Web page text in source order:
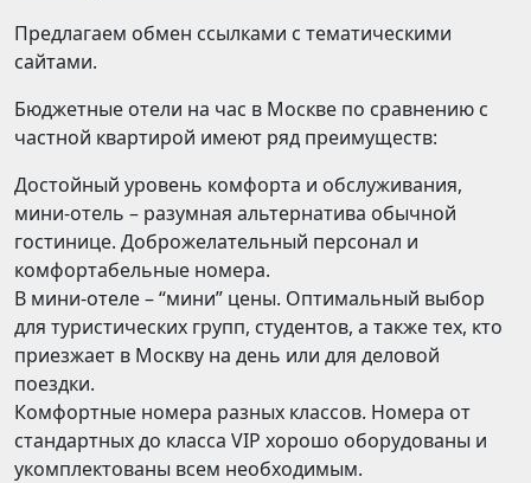
Предлагаем обмен ссылками с тематическими
сайтами.
Бюджетные отели на час в Москве по сравнению с
частной квартирой имеют ряд преимуществ:
Достойный уровень комфорта и обслуживания,
мини-отель – разумная альтернатива обычной
гостинице. Доброжелательный персонал и
комфортабельные номера.
В мини-отеле – “мини” цены. Оптимальный выбор
для туристических групп, студентов, а также тех, кто
приезжает в Москву на день или для деловой
поездки.
Комфортные номера разных классов. Номера от
стандартных до класса VIP хорошо оборудованы и
укомплектованы всем необходимым.